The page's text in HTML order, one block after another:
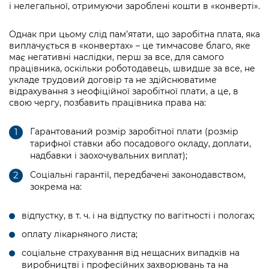
Рішення та розпорядження
Проєкти розпоряджень, що
перебувають на погодженні КМВА
Рішення Київради
Контактна інформація
Вакансії
Статистика
Регуляторна діяльність
Промисловість і наука Києва
Освіта та навчальні заклади
Дороги, транспорт та парковки
Навколишнє середовище міста
Містобудування та земельні ділянки
Культура, спорт, дозвілля
Бізнес та ліцензування
Фінанси та бюджет
Безпека та правопорядок
Ритуальні послуги
Іноземцям / For foreigners
Пам'ятки культурної спадщини
Громадська експертиза
Громадський бюджет
Консультації з громадськістю
Громадська рада
Відкритий бюджет
Контактний центр
Допомога учасникам АТО
Рада з питань внутрішньо переміщених
адміністрації
«Ініціатива «Партнерство «Відкритий
Подати запит онлайн
Проекти нормативно-правових та
інших актів
Питання і відповіді про публічну
інформацію
Порядок оскарження рішень, дій чи
бездіяльності розпорядників інформації
Звіти про опрацювання запитів на
публічну інформацію
Інформація для споживачів
Медіагалерея
Підписатися на новини та анонси від
КМДА / Subscribe to announcements
from the KCSA
Порядок акредитації медіа /
Accreditation process
Подати журналістський запит /
Submitting a media request
Зйомки в лікарнях в умовах воєнного
стану / Rules for media coverage of
hospitals at work under martial law
Контакти для медіа / Contacts for mass
media
і нелегальної, отримуючи зароблені кошти в «конверті».
Однак при цьому слід пам’ятати, що заробітна плата, яка
виплачується в «конвертах» – це тимчасове благо, яке
має негативні наслідки, перш за все, для самого
працівника, оскільки роботодавець, швидше за все, не
укладе трудовий договір та не здійснюватиме
відрахування з неофіційної заробітної плати, а це, в
свою чергу, позбавить працівника права на:
Гарантований розмір заробітної плати (розмір
тарифної ставки або посадового окладу, доплати,
надбавки і заохочувальних виплат);
Соціальні гарантії, передбачені законодавством,
зокрема на:
відпустку, в т. ч. і на відпустку по вагітності і пологах;
оплату лікарняного листа;
соціальне страхування від нещасних випадків на
виробництві і професійних захворювань та на